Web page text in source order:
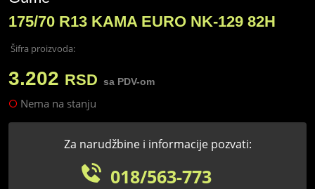
175/70 R13 KAMA EURO NK-129 82H
Šifra proizvoda:
3.202 RSD sa PDV-om
Nema na stanju
Za narudžbine i informacije pozvati:
018/563-773